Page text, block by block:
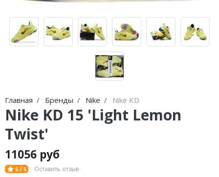
Главная Бренды Nike Nike KD
Nike KD 15 'Light Lemon
Twist'
11056 руб
5 / 5 Оставить отзыв
Jordan Tatum
Air Jordan 312
Air Jordan 38
Air Jordan 37
Air Jordan 1
adidas Samba
adidas Gazelle
adidas adiFOM
adidas Adizero
adidas Dame